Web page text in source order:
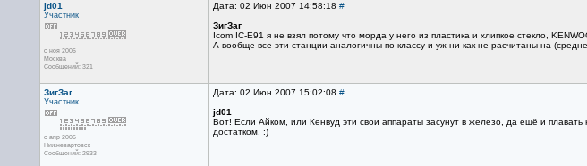
jd01
Участник
с ноя 2006
Москва
Сообщений: 321
Дата: 02 Июн 2007 14:58:18 #
ЗигЗаг
Icom IC-E91 я не взял потому что морда у него из пластика и хлипкое стекло,
А вообще все эти станции аналогичны по классу и уж ни как не расчитаны на
ЗигЗаг
Участник
с апр 2006
Нижневартовск
Сообщений: 2933
Дата: 02 Июн 2007 15:02:08 #
jd01
Вот! Если Айком, или Кенвуд эти свои аппараты засунут в железо, да ещё и
достатком. :)